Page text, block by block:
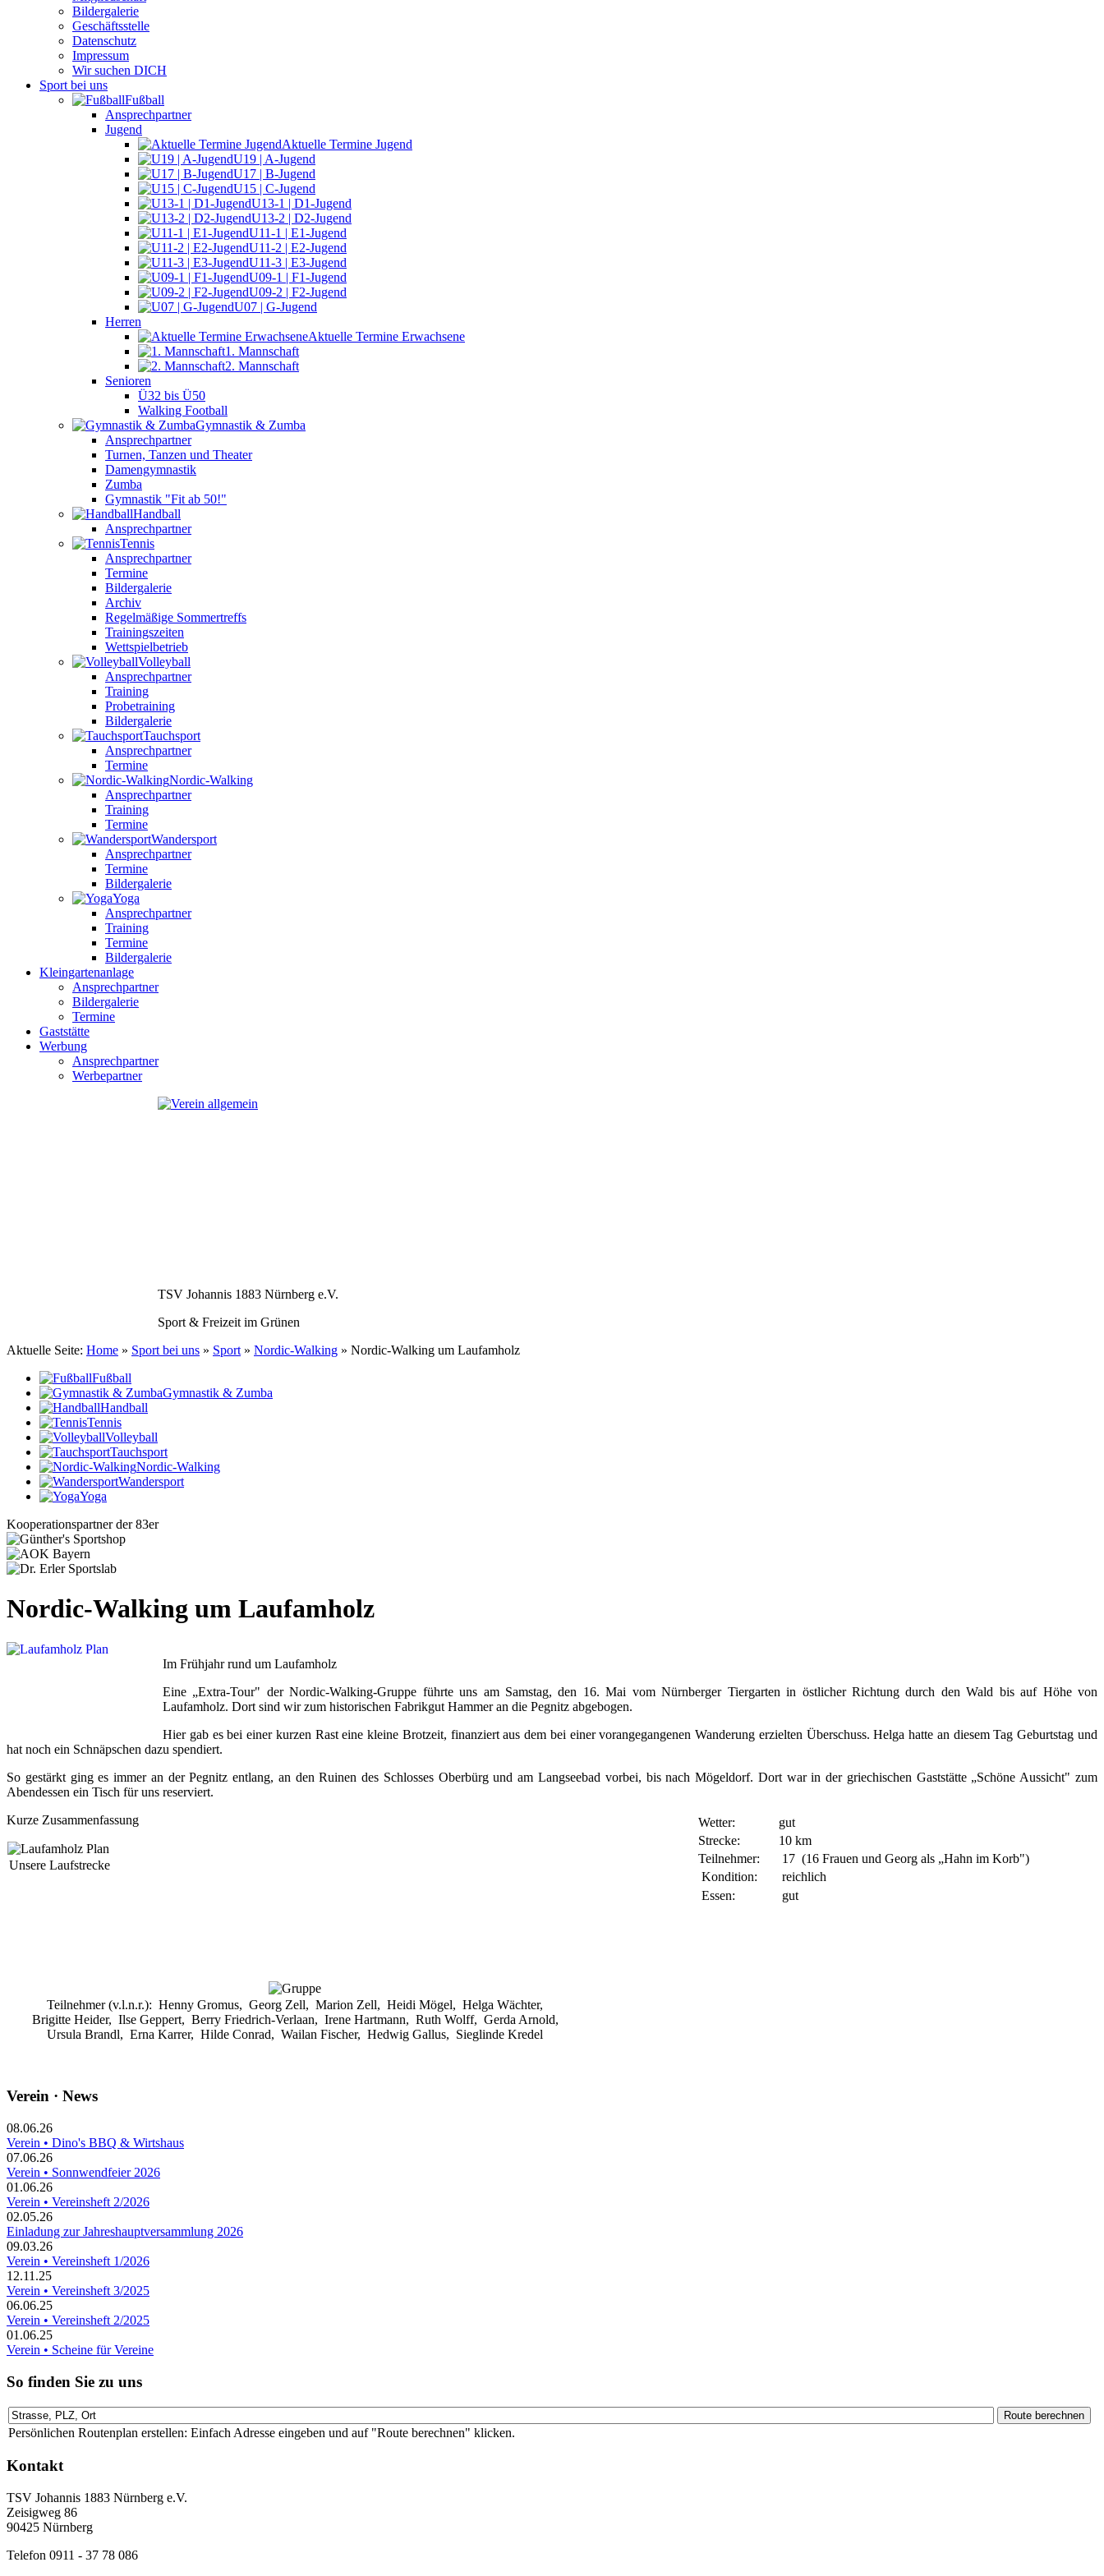
Bildergalerie
Geschäftsstelle
Datenschutz
Impressum
Wir suchen DICH
Sport bei uns
Fußball
Ansprechpartner
Jugend
Aktuelle Termine Jugend
U19 | A-Jugend
U17 | B-Jugend
U15 | C-Jugend
U13-1 | D1-Jugend
U13-2 | D2-Jugend
U11-1 | E1-Jugend
U11-2 | E2-Jugend
U11-3 | E3-Jugend
U09-1 | F1-Jugend
U09-2 | F2-Jugend
U07 | G-Jugend
Herren
Aktuelle Termine Erwachsene
1. Mannschaft
2. Mannschaft
Senioren
Ü32 bis Ü50
Walking Football
Gymnastik & Zumba
Ansprechpartner
Turnen, Tanzen und Theater
Damengymnastik
Zumba
Gymnastik "Fit ab 50!"
Handball
Ansprechpartner
Tennis
Ansprechpartner
Termine
Bildergalerie
Archiv
Regelmäßige Sommertreffs
Trainingszeiten
Wettspielbetrieb
Volleyball
Ansprechpartner
Training
Probetraining
Bildergalerie
Tauchsport
Ansprechpartner
Termine
Nordic-Walking
Ansprechpartner
Training
Termine
Wandersport
Ansprechpartner
Termine
Bildergalerie
Yoga
Ansprechpartner
Training
Termine
Bildergalerie
Kleingartenanlage
Ansprechpartner
Bildergalerie
Termine
Gaststätte
Werbung
Ansprechpartner
Werbepartner
TSV Johannis 1883 Nürnberg e.V.
Sport & Freizeit im Grünen
Aktuelle Seite: Home » Sport bei uns » Sport » Nordic-Walking » Nordic-Walking um Laufamholz
Fußball
Gymnastik & Zumba
Handball
Tennis
Volleyball
Tauchsport
Nordic-Walking
Wandersport
Yoga
Kooperationspartner der 83er
Nordic-Walking um Laufamholz
Im Frühjahr rund um Laufamholz
Eine „Extra-Tour" der Nordic-Walking-Gruppe führte uns am Samstag, den 16. Mai vom Nürnberger Tiergarten in östlicher Richtung durch den Wald bis auf Höhe von
Laufamholz. Dort sind wir zum historischen Fabrikgut Hammer an die Pegnitz abgebogen.
Hier gab es bei einer kurzen Rast eine kleine Brotzeit, finanziert aus dem bei einer vorangegangenen Wanderung erzielten Überschuss. Helga hatte an diesem Tag Geburtstag und
hat noch ein Schnäpschen dazu spendiert.
So gestärkt ging es immer an der Pegnitz entlang, an den Ruinen des Schlosses Oberbürg und am Langseebad vorbei, bis nach Mögeldorf. Dort war in der griechischen Gaststätte „Schöne Aussicht" zum
Abendessen ein Tisch für uns reserviert.
Wetter:
gut
Strecke:
10 km
Teilnehmer:
17 (16 Frauen und Georg als „Hahn im Korb")
Kondition:
reichlich
Essen:
gut
Kurze Zusammenfassung
Unsere Laufstrecke
Teilnehmer (v.l.n.r.): Henny Gromus, Georg Zell, Marion Zell, Heidi Mögel, Helga Wächter,
Brigitte Heider, Ilse Geppert, Berry Friedrich-Verlaan, Irene Hartmann, Ruth Wolff, Gerda Arnold,
Ursula Brandl, Erna Karrer, Hilde Conrad, Wailan Fischer, Hedwig Gallus, Sieglinde Kredel
Verein · News
08.06.26
Verein • Dino's BBQ & Wirtshaus
07.06.26
Verein • Sonnwendfeier 2026
01.06.26
Verein • Vereinsheft 2/2026
02.05.26
Einladung zur Jahreshauptversammlung 2026
09.03.26
Verein • Vereinsheft 1/2026
12.11.25
Verein • Vereinsheft 3/2025
06.06.25
Verein • Vereinsheft 2/2025
01.06.25
Verein • Scheine für Vereine
So finden Sie zu uns
Persönlichen Routenplan erstellen: Einfach Adresse eingeben und auf "Route berechnen" klicken.
Kontakt
TSV Johannis 1883 Nürnberg e.V.
Zeisigweg 86
90425 Nürnberg
Telefon 0911 - 37 78 086